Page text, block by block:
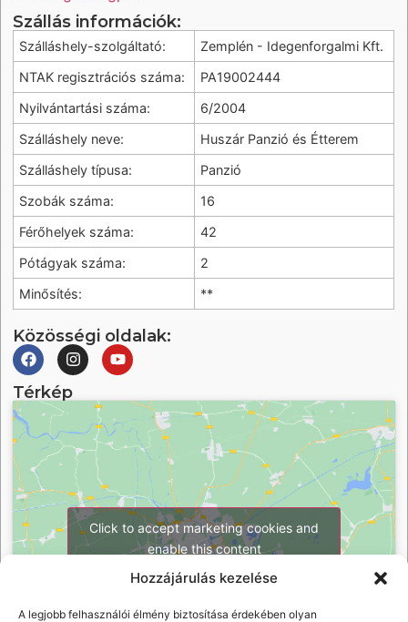
Hozzájárulás kezelése
A legjobb felhasználói élmény biztosítása érdekében olyan
Szállás információk:
Szálláshely-szolgáltató:
Zemplén - Idegenforgalmi Kft.
NTAK regisztrációs száma:
PA19002444
Nyilvántartási száma:
6/2004
Szálláshely neve:
Huszár Panzió és Étterem
Szálláshely típusa:
Panzió
Szobák száma:
16
Férőhelyek száma:
42
Pótágyak száma:
2
Minősítés:
**
Közösségi oldalak:
Térkép
Click to accept marketing cookies and
enable this content